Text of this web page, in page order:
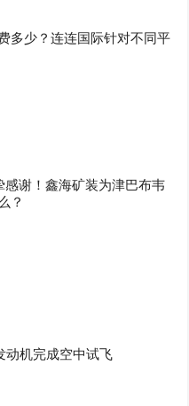
多少？连连国际针对不同平
感谢！鑫海矿装为津巴布韦
？
动机完成空中试飞